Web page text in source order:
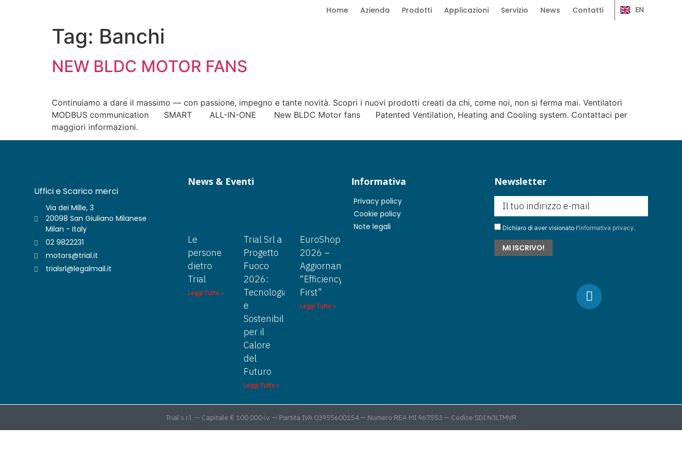
Home Azienda Prodotti Applicazioni Servizio News Contatti EN
Tag: Banchi
NEW BLDC MOTOR FANS
Continuiamo a dare il massimo — con passione, impegno e tante novità. Scopri i nuovi prodotti creati da chi, come noi, non si ferma mai. Ventilatori
MODBUS communication SMART ALL-IN-ONE New BLDC Motor fans Patented Ventilation, Heating and Cooling system. Contattaci per
maggiori informazioni.
Uffici e Scarico merci
Via dei Mille, 3
20098 San Giuliano Milanese
Milan - Italy
02 9822231
motors@trial.it
trialsrl@legalmail.it
News & Eventi
Le
persone
dietro
Trial
Leggi Tutto »
Trial Srl a
Progetto
Fuoco
2026:
Tecnologia
e
Sostenibilità
per il
Calore
del
Futuro
Leggi Tutto »
EuroShop
2026 –
Aggiornamento
“Efficiency
First”
Leggi Tutto »
Informativa
Privacy policy
Cookie policy
Note legali
Newsletter
Dichiaro di aver visionato l'informativa privacy.
Trial s.r.l. — Capitale € 100.000 i.v. — Partita IVA 03955600154 — Numero REA MI 967553 — Codice SDI N3LTMVR